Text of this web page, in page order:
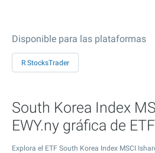
Disponible para las plataformas
R StocksTrader
South Korea Index
EWY.ny gráfica de
Explora el ETF South Korea Index MSCI